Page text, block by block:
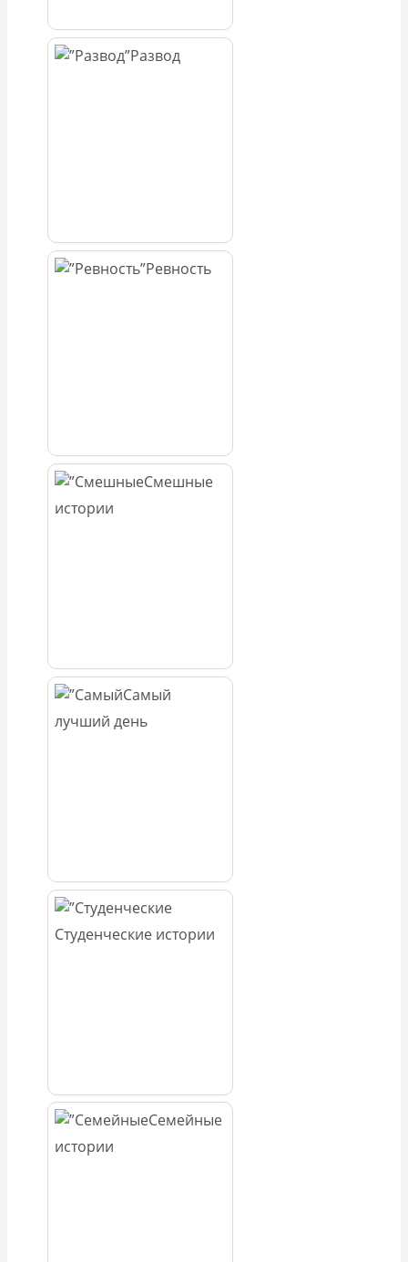
Развод
Ревность
Смешные
истории
Самый
лучший день
Студенческие истории
Семейные
истории